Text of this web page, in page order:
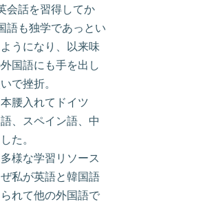
会話を習得してか
語も独学であっとい
うになり、以来味
国語にも手を出し
で挫折。
腰入れてドイツ
、スペイン語、中
た。
様な学習リソース
私が英語と韓国語
れて他の外国語で